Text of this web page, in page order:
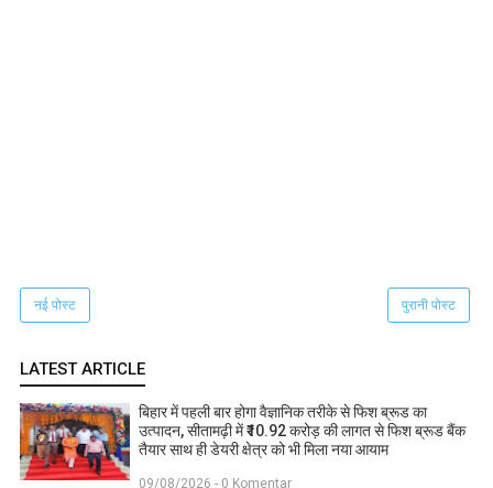
नई पोस्ट पुरानी पोस्ट
LATEST ARTICLE
बिहार में पहली बार होगा वैज्ञानिक तरीके से फिश ब्रूड का
उत्पादन, सीतामढ़ी में ₹10.92 करोड़ की लागत से फिश ब्रूड बैंक
तैयार साथ ही डेयरी क्षेत्र को भी मिला नया आयाम
09/08/2026 - 0 Komentar